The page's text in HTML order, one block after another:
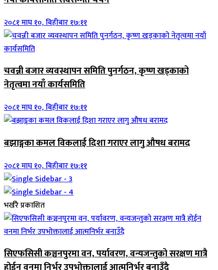
२०८१ माघ १०, बिहीबार १७:११
चवन्नी बजार व्यवस्थापन समिति पुनर्गठन, कृष्ण खड्काको
नेतृत्वमा नयाँ कार्यसमिति
२०८१ माघ १०, बिहीबार १७:११
बझाङ्गका कमल विकलाई दिशा गराएर लागु औषध बरामद
२०८१ माघ १०, बिहीबार १७:११
भर्खरै प्रकाशित
सिएफसिसी कञ्चनपुरमा वन, पर्यावरण, वन्यजन्तुको सरक्षण मात्रै